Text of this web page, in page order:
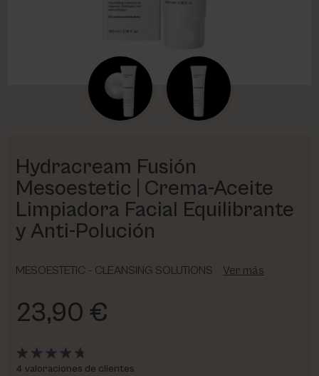
Hydracream Fusión
Mesoestetic | Crema-Aceite
Limpiadora Facial Equilibrante
y Anti-Polución
MESOESTETIC - CLEANSING SOLUTIONS Ver más
23,90 €
4 valoraciones de clientes